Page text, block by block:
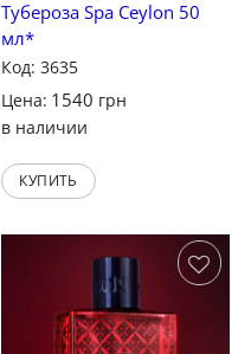
Тубероза Spa Ceylon 50
мл*
Код: 3635
Цена: 1540 грн
в наличии
КУПИТЬ
Сохранить